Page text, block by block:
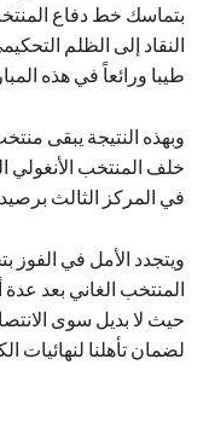
بتماسك خط دفاع
النقاد إلى الظلم
طيبا ورائعاً في هذه
وبهذه النتيجة يبقى
في المركز الثالث
ويتجدد الأمل في الفوز
المنتخب الغاني بعد عدة
حيث لا بديل سوى
لضمان تأهلنا لنهائيات